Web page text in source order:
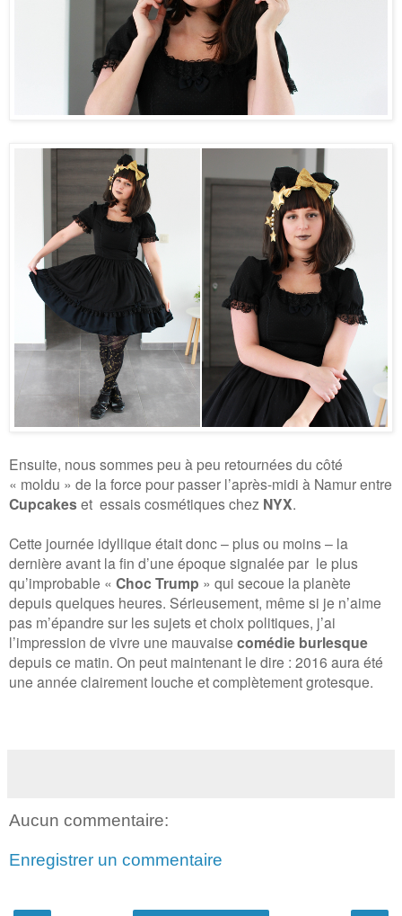
Ensuite, nous sommes peu à peu retournées du côté
« moldu » de la force pour passer l’après-midi à Namur entre
Cupcakeset essais cosmétiques chez NYX.
Cette journée idyllique était donc – plus ou moins – la
dernière avant la fin d’une époque signalée par le plus
qu’improbable « Choc Trump » qui secoue la planète
depuis quelques heures. Sérieusement, même si je n’aime
pas m’épandre sur les sujets et choix politiques, j’ai
l’impression de vivre une mauvaise comédie burlesque
depuis ce matin. On peut maintenant le dire : 2016 aura été
une année clairement louche et complètement grotesque.
Aucun commentaire:
Enregistrer un commentaire